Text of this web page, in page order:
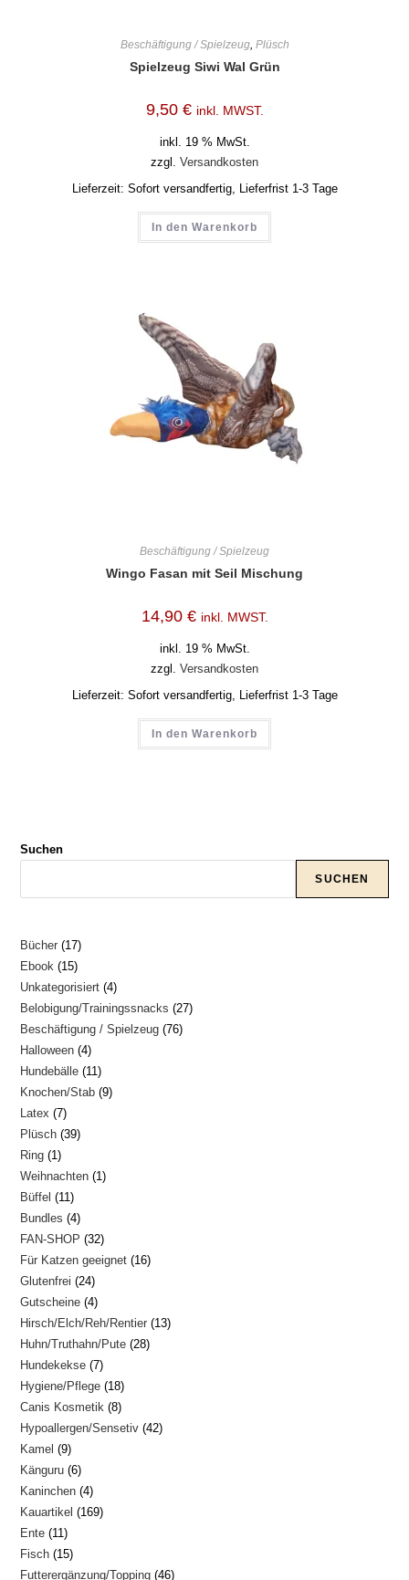
Beschäftigung / Spielzeug, Plüsch
Spielzeug Siwi Wal Grün
9,50 € inkl. MWST.
inkl. 19 % MwSt.
zzgl. Versandkosten
Lieferzeit: Sofort versandfertig, Lieferfrist 1-3 Tage
In den Warenkorb
Beschäftigung / Spielzeug
Wingo Fasan mit Seil Mischung
14,90 € inkl. MWST.
inkl. 19 % MwSt.
zzgl. Versandkosten
Lieferzeit: Sofort versandfertig, Lieferfrist 1-3 Tage
In den Warenkorb
Suchen
SUCHEN
Bücher 1717
Produkte
Ebook 1515
Produkte
Unkategorisiert 44
Produkte
Belobigung/Trainingssnacks 2727
Beschäftigung / Spielzeug 7676
Halloween 44
Produkte
Hundebälle 1111
Produkte
Knochen/Stab 99
Latex 77
Produkte
Plüsch 3939
Ring 11
Produkt
Weihnachten 11
Büffel 1111
Produkte
Bundles 44
Produkte
FAN-SHOP 3232
Produkte
Für Katzen geeignet 1616
Glutenfrei 2424
Produkte
Gutscheine 44
Produkte
Hirsch/Elch/Reh/Rentier 1313
Huhn/Truthahn/Pute 2828
Hundekekse 77
Produkte
Hygiene/Pflege 1818
Produkte
Canis Kosmetik 88
Produkte
Hypoallergen/Sensetiv 4242
Kamel 99
Produkte
Känguru 66
Produkte
Kaninchen 44
Produkte
Kauartikel 169169
Ente 1111
Produkte
Fisch 1515
Produkte
Futterergänzung/Topping 4646